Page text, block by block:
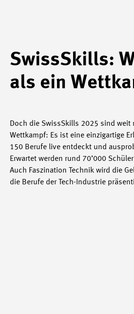
SwissSkills:
als ein
Doch die SwissSkills 2025 sind weit
Wettkampf: Es ist eine einzigartige
150 Berufe live entdeckt und
Erwartet werden rund 70’000
Auch Faszination Technik wird die
die Berufe der Tech-Industrie